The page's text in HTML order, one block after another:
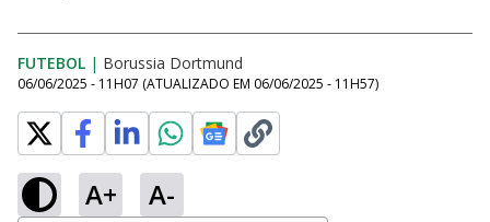
FUTEBOL | Borussia Dortmund
06/06/2025 - 11H07 (ATUALIZADO EM 06/06/2025 - 11H57)
A+ A-